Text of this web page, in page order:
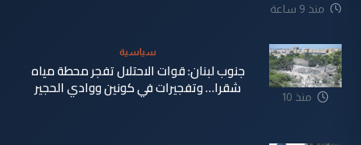
منذ 9 ساعة
منذ 10
سياسية
جنوب لبنان: قوات الاحتلال تفجر محطة مياه
شقرا… وتفجيرات في كونين ووادي الحجير